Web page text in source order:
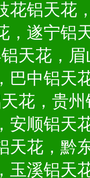
花铝天花
，遂宁铝
天花，
巴中铝天
花，贵
安顺铝天
天花，黔
玉溪铝天